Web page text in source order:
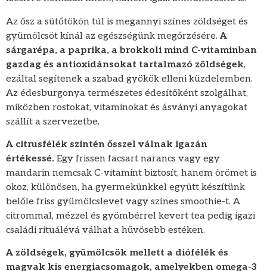
Az ősz a sütőtökön túl is megannyi színes zöldséget és
gyümölcsöt kínál az egészségünk megőrzésére. A
sárgarépa, a paprika, a brokkoli mind C-vitaminban
gazdag és antioxidánsokat tartalmazó zöldségek,
ezáltal segítenek a szabad gyökök elleni küzdelemben.
Az édesburgonya természetes édesítőként szolgálhat,
miközben rostokat, vitaminokat és ásványi anyagokat
szállít a szervezetbe.
A citrusfélék szintén ősszel válnak igazán
értékessé. Egy frissen facsart narancs vagy egy
mandarin nemcsak C-vitamint biztosít, hanem örömet is
okoz, különösen, ha gyermekünkkel együtt készítünk
belőle friss gyümölcslevet vagy színes smoothie-t. A
citrommal, mézzel és gyömbérrel kevert tea pedig igazi
családi rituálévá válhat a hűvösebb estéken.
A zöldségek, gyümölcsök mellett a diófélék és
magvak kis energiacsomagok, amelyekben omega-3